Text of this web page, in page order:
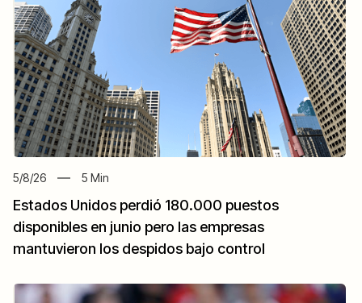
5/8/26 5 Min
Estados Unidos perdió 180.000 puestos
disponibles en junio pero las empresas
mantuvieron los despidos bajo control